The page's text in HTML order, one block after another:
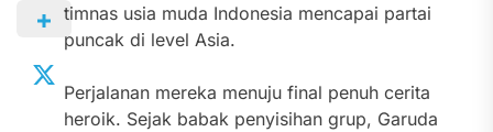
timnas usia muda Indonesia mencapai partai
puncak di level Asia.
Perjalanan mereka menuju final penuh cerita
heroik. Sejak babak penyisihan grup, Garuda